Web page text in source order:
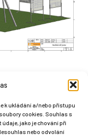
k ukládání a/nebo přístupu
cookies. Souhlas s
jako je chování při
nebo odvolání
webových stráneka